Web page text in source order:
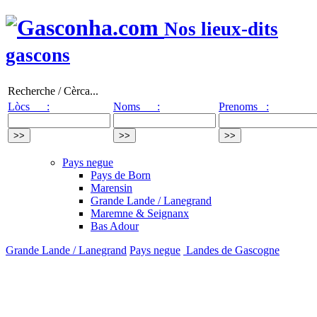
Nos lieux-dits
gascons
Recherche / Cèrca...
Lòcs :
Noms : Prenoms :
Pays negue
Pays de Born
Marensin
Grande Lande / Lanegrand
Maremne & Seignanx
Bas Adour
Grande Lande / Lanegrand Pays negue Landes de Gascogne